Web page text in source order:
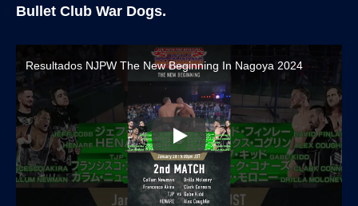
Bullet Club War Dogs.
Resultados NJPW The New Beginning In Nagoya 2024